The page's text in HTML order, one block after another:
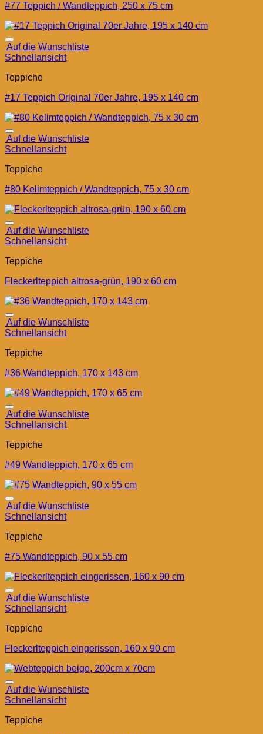
#77 Teppich / Wandteppich, 250 x 75 cm
Auf die Wunschliste
Schnellansicht
Teppiche
#17 Teppich Original 70er Jahre, 195 x 140 cm
Auf die Wunschliste
Schnellansicht
Teppiche
#80 Kelimteppich / Wandteppich, 75 x 30 cm
Auf die Wunschliste
Schnellansicht
Teppiche
Fleckerlteppich altrosa-grün, 190 x 60 cm
Auf die Wunschliste
Schnellansicht
Teppiche
#36 Wandteppich, 170 x 143 cm
Auf die Wunschliste
Schnellansicht
Teppiche
#49 Wandteppich, 170 x 65 cm
Auf die Wunschliste
Schnellansicht
Teppiche
#75 Wandteppich, 90 x 55 cm
Auf die Wunschliste
Schnellansicht
Teppiche
Fleckerlteppich eingerissen, 160 x 90 cm
Auf die Wunschliste
Schnellansicht
Teppiche